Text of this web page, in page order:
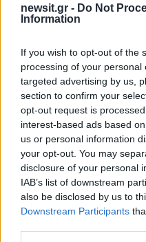
newsit.gr - Do Not
Information
If you wish to opt-out of the
processing of your
targeted advertising by us,
section to confirm your
opt-out request is
interest-based ads based
us or personal information
your opt-out. You may
disclosure of your personal
IAB’s list of downstream
also be disclosed by us to
Downstream Participants